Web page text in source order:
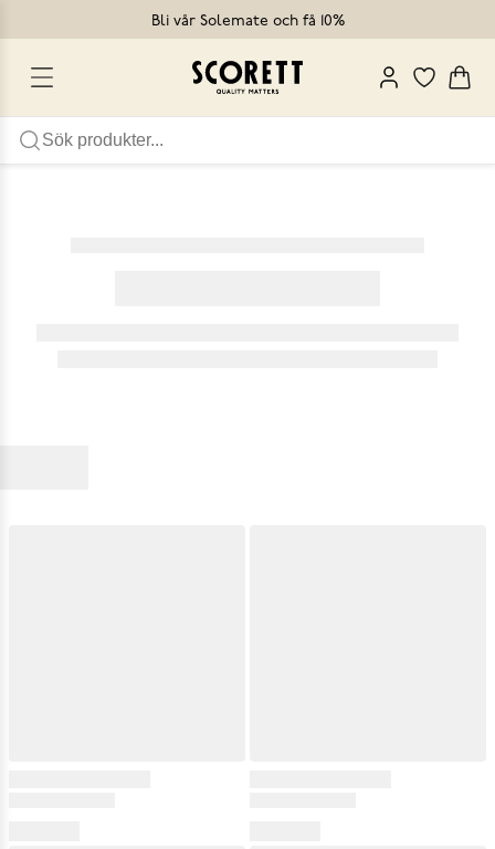
Bli vår Solemate och få 10%